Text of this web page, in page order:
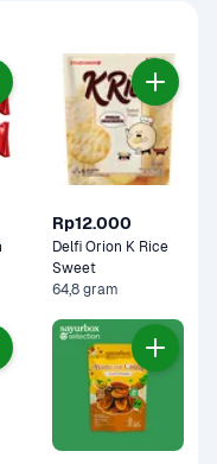
Rp12.000
Delfi Orion K Rice
64,8 gram